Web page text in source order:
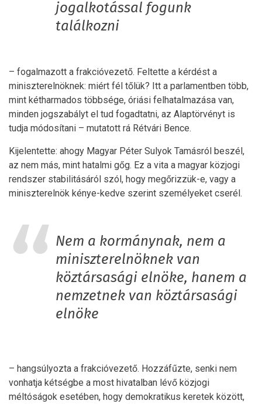
jogalkotással fogunk
találkozni
– fogalmazott a frakcióvezető. Feltette a kérdést a
miniszterelnöknek: miért fél tőlük? Itt a parlamentben több,
mint kétharmados többsége, óriási felhatalmazása van,
minden jogszabályt el tud fogadtatni, az Alaptörvényt is
tudja módosítani – mutatott rá Rétvári Bence.
Kijelentette: ahogy Magyar Péter Sulyok Tamásról beszél,
az nem más, mint hatalmi gőg. Ez a vita a magyar közjogi
rendszer stabilitásáról szól, hogy megőrizzük-e, vagy a
miniszterelnök kénye-kedve szerint személyeket cserél.
Nem a kormánynak, nem a
miniszterelnöknek van
köztársasági elnöke, hanem a
nemzetnek van köztársasági
elnöke
– hangsúlyozta a frakcióvezető. Hozzáfűzte, senki nem
vonhatja kétségbe a most hivatalban lévő közjogi
méltóságok esetében, hogy demokratikus keretek között,